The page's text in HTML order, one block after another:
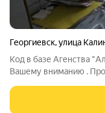
Георгиевск,улица
Код в базе Агенства
Вашему вниманию .
доступности школы ,
общественного